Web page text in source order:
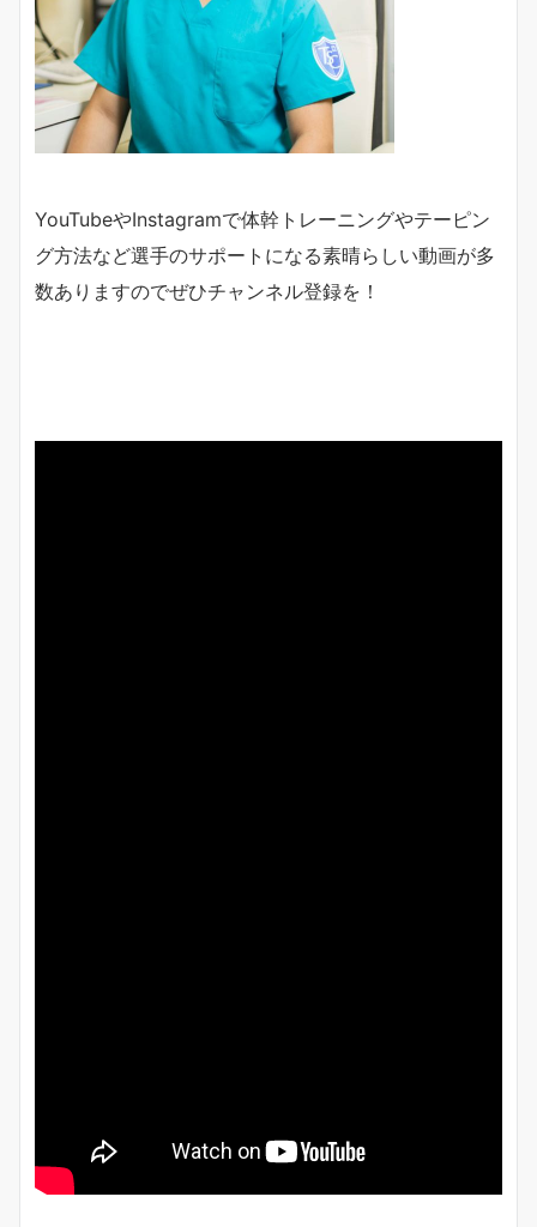
YouTubeやInstagramで体幹トレーニングやテーピン
グ方法など選手のサポートになる素晴らしい動画が多
数ありますのでぜひチャンネル登録を！